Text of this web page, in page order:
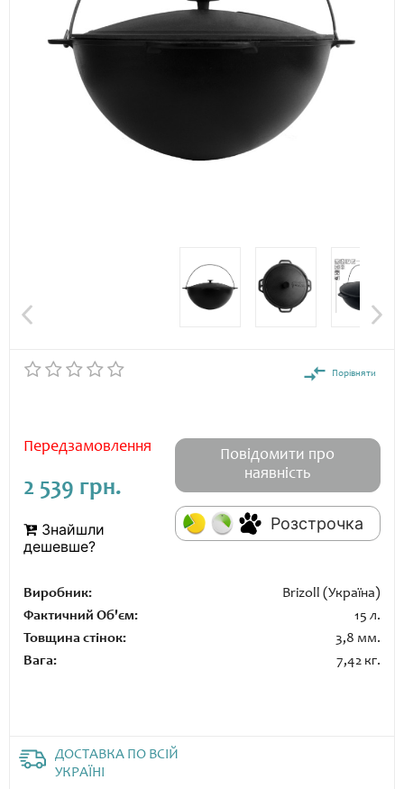
Порівняти
Передзамовлення
2 539 грн.
Знайшли
дешевше?
Повідомити про
наявність
Розстрочка
Виробник:
Brizoll (Україна)
Фактичний Об'єм:
15 л.
Товщина стінок:
3,8 мм.
Вага:
7,42 кг.
ДОСТАВКА ПО ВСІЙ
УКРАЇНІ